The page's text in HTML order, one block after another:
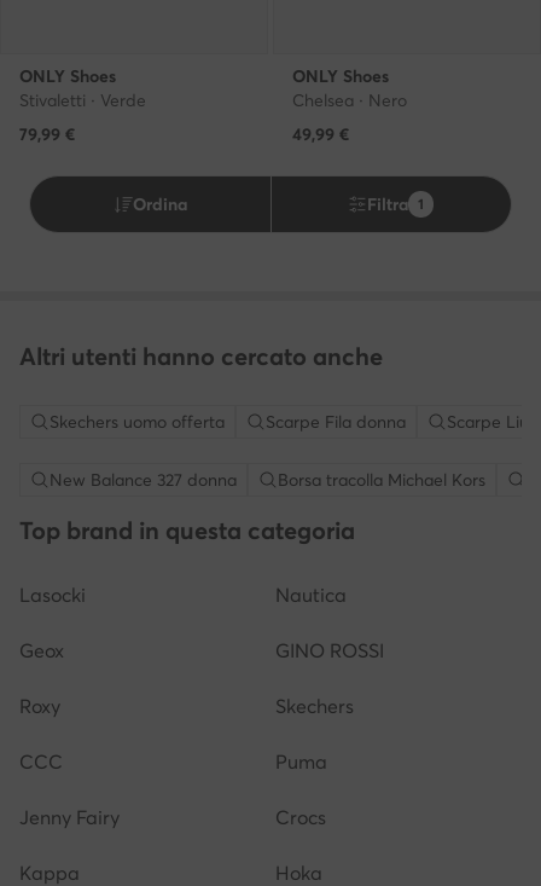
ONLY Shoes
Stivaletti · Verde
79,99 €
ONLY Shoes
Chelsea · Nero
49,99 €
Ordina Filtra 1
Altri utenti hanno cercato anche
Skechers uomo offerta Scarpe Fila donna Scarpe Liu
New Balance 327 donna Borsa tracolla Michael Kors
Top brand in questa categoria
Lasocki Nautica
Geox GINO ROSSI
Roxy Skechers
CCC Puma
Jenny Fairy Crocs
Kappa Hoka